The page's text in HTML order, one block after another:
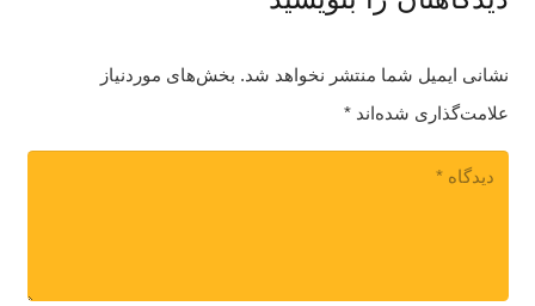
نشانی ایمیل شما منتشر نخواهد شد. بخش‌های موردنیاز
علامت‌گذاری شده‌اند*